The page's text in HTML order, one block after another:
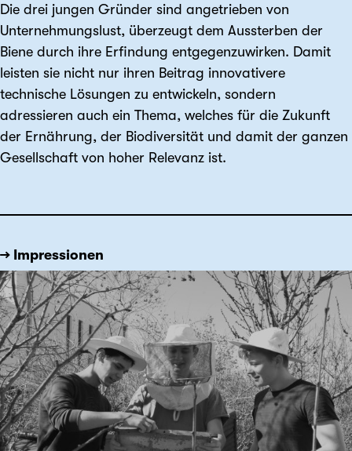
Die drei jungen Gründer sind angetrieben von
Unternehmungslust, überzeugt dem Aussterben der
Biene durch ihre Erfindung entgegenzuwirken. Damit
leisten sie nicht nur ihren Beitrag innovativere
technische Lösungen zu entwickeln, sondern
adressieren auch ein Thema, welches für die Zukunft
der Ernährung, der Biodiversität und damit der ganzen
Gesellschaft von hoher Relevanz ist.
→ Impressionen